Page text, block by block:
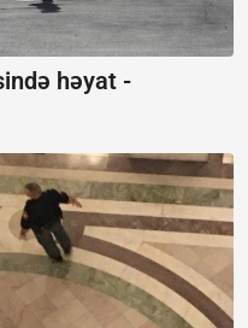
həyat -